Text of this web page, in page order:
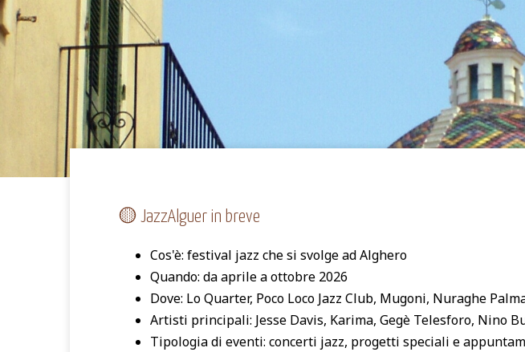
🟡 JazzAlguer in breve
Cos'è: festival jazz che si svolge ad Alghero
Quando: da aprile a ottobre 2026
Dove: Lo Quarter, Poco Loco Jazz Club, Mugoni, Nuraghe
Artisti principali: Jesse Davis, Karima, Gegè Telesforo, Nino
Tipologia di eventi: concerti jazz, progetti speciali e